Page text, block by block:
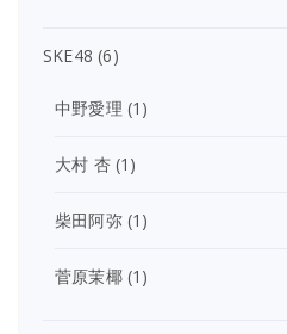
SKE48 (6)
中野愛理 (1)
大村 杏(1)
柴田阿弥(1)
菅原茉椰(1)